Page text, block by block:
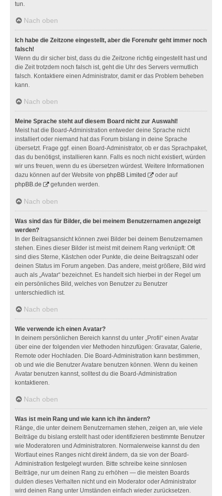
tun.
Nach oben
Ich habe die Zeitzone eingestellt, aber die Forenuhr geht immer noch
falsch!
Wenn du dir sicher bist, dass du die Zeitzone richtig eingestellt hast und
die Zeit trotzdem noch falsch ist, geht die Uhr des Servers vermutlich
falsch. Kontaktiere einen Administrator, damit er das Problem beheben
kann.
Nach oben
Meine Sprache steht auf diesem Board nicht zur Auswahl!
Meist hat die Board-Administration entweder deine Sprache nicht
installiert oder niemand hat das Forum bislang in deine Sprache
übersetzt. Frage ggf. einen Board-Administrator, ob er das Sprachpaket,
das du benötigst, installieren kann. Falls es noch nicht existiert, würden
wir uns freuen, wenn du es übersetzen würdest. Weitere Informationen
dazu können auf der Website von phpBB Limited
oder auf
phpBB.de
gefunden werden.
Nach oben
Was sind das für Bilder, die bei meinem Benutzernamen angezeigt
werden?
In der Beitragsansicht können zwei Bilder bei deinem Benutzernamen
stehen. Eines dieser Bilder ist meist mit deinem Rang verknüpft: Oft
sind dies Sterne, Kästchen oder Punkte, die deine Beitragszahl oder
deinen Status im Forum angeben. Das andere, meist größere, Bild wird
auch als „Avatar“ bezeichnet. Es handelt sich hierbei in der Regel um
ein persönliches Bild, welches von Benutzer zu Benutzer
unterschiedlich ist.
Nach oben
Wie verwende ich einen Avatar?
In deinem persönlichen Bereich kannst du unter „Profil“ einen Avatar
über eine der folgenden vier Methoden hinzufügen: Gravatar, Galerie,
Remote oder Hochladen. Die Board-Administration kann bestimmen,
ob und wie die Benutzer Avatare benutzen können. Wenn du keinen
Avatar benutzen kannst, solltest du die Board-Administration
kontaktieren.
Nach oben
Was ist mein Rang und wie kann ich ihn ändern?
Ränge, die unter deinem Benutzernamen stehen, zeigen an, wie viele
Beiträge du bislang erstellt hast oder identifizieren bestimmte Benutzer
wie Moderatoren und Administratoren. Normalerweise kannst du den
Wortlaut eines Ranges nicht direkt ändern, da sie von der Board-
Administration festgelegt wurden. Bitte schreibe keine sinnlosen
Beiträge, nur um deinen Rang zu erhöhen — die meisten Boards
dulden dieses Verhalten nicht und ein Moderator oder Administrator
wird deinen Rang unter Umständen einfach wieder zurücksetzen.